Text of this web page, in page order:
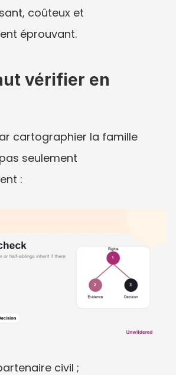
coûteux et
éprouvant.
vérifier en
cartographier la famille
seulement
:
civil ;